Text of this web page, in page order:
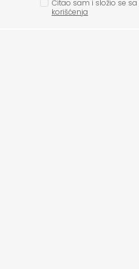
Čitao sam i složio se sa
korišćenja